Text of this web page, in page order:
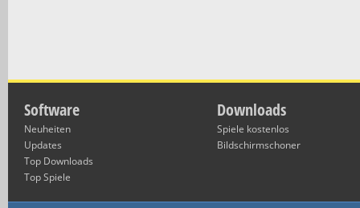
Software
Neuheiten
Updates
Top Downloads
Top Spiele
Downloads
Spiele kostenlos
Bildschirmschoner